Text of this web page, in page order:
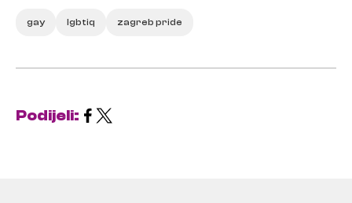
gay lgbtiq zagreb pride
Podijeli: